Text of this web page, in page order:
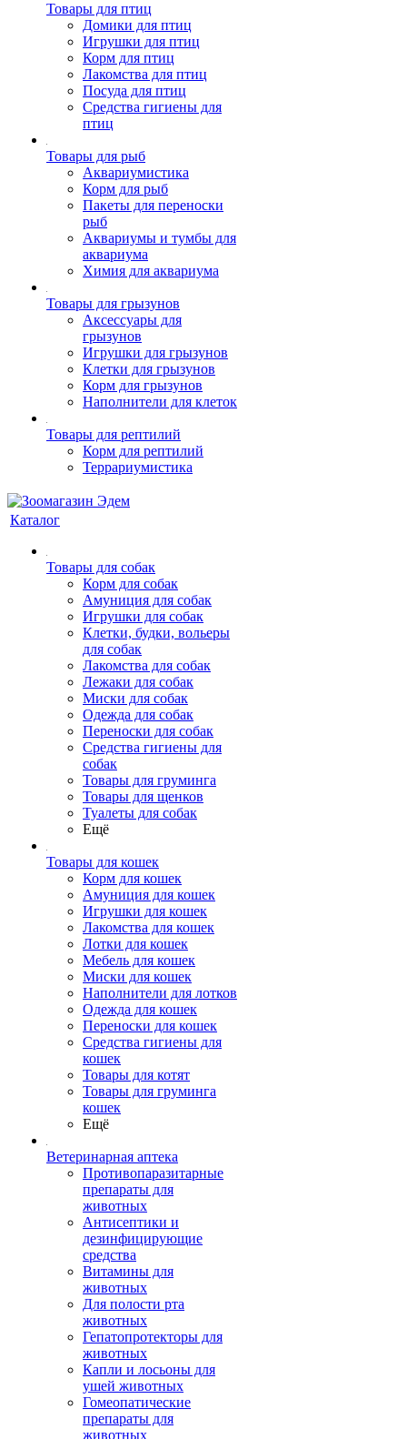
Товары для птиц
Домики для птиц
Игрушки для птиц
Корм для птиц
Лакомства для птиц
Посуда для птиц
Средства гигиены для
птиц
Товары для рыб
Аквариумистика
Корм для рыб
Пакеты для переноски
рыб
Аквариумы и тумбы для
аквариума
Химия для аквариума
Товары для грызунов
Аксессуары для
грызунов
Игрушки для грызунов
Клетки для грызунов
Корм для грызунов
Наполнители для клеток
Товары для рептилий
Корм для рептилий
Террариумистика
Каталог
Товары для собак
Корм для собак
Амуниция для собак
Игрушки для собак
Клетки, будки, вольеры
для собак
Лакомства для собак
Лежаки для собак
Миски для собак
Одежда для собак
Переноски для собак
Средства гигиены для
собак
Товары для груминга
Товары для щенков
Туалеты для собак
Ещё
Товары для кошек
Корм для кошек
Амуниция для кошек
Игрушки для кошек
Лакомства для кошек
Лотки для кошек
Мебель для кошек
Миски для кошек
Наполнители для лотков
Одежда для кошек
Переноски для кошек
Средства гигиены для
кошек
Товары для котят
Товары для груминга
кошек
Ещё
Ветеринарная аптека
Противопаразитарные
препараты для
животных
Антисептики и
дезинфицирующие
средства
Витамины для
животных
Для полости рта
животных
Гепатопротекторы для
животных
Капли и лосьоны для
ушей животных
Гомеопатические
препараты для
животных